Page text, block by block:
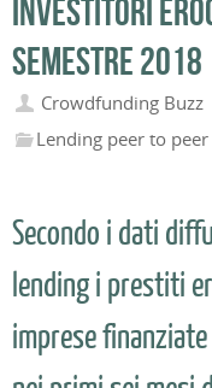
investitori
semestre 2018
Crowdfunding Buzz
Lending peer to peer
Secondo i dati
lending i prestiti
imprese